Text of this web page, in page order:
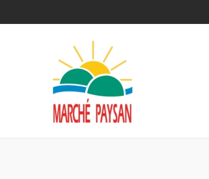
Qui sommes-nous ?